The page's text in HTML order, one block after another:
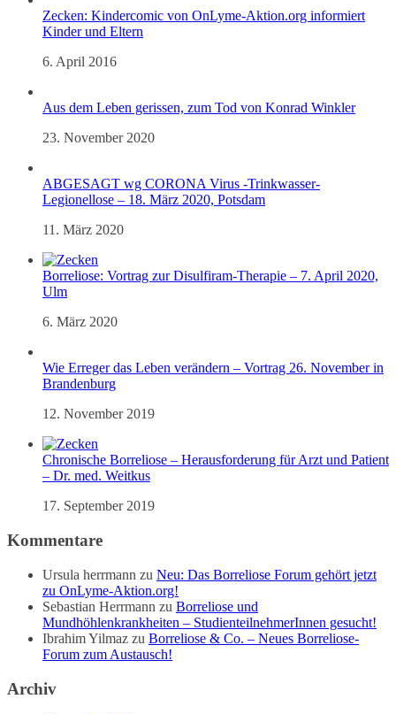
Zecken: Kindercomic von OnLyme-Aktion.org informiert
Kinder und Eltern
6. April 2016
Aus dem Leben gerissen, zum Tod von Konrad Winkler
23. November 2020
ABGESAGT wg CORONA Virus -Trinkwasser-
Legionellose – 18. März 2020, Potsdam
11. März 2020
Borreliose: Vortrag zur Disulfiram-Therapie – 7. April 2020,
Ulm
6. März 2020
Wie Erreger das Leben verändern – Vortrag 26. November in
Brandenburg
12. November 2019
Chronische Borreliose – Herausforderung für Arzt und Patient
– Dr. med. Weitkus
17. September 2019
Kommentare
Ursula herrmann zu Neu: Das Borreliose Forum gehört jetzt
zu OnLyme-Aktion.org!
Sebastian Herrmann zu Borreliose und
Mundhöhlenkrankheiten – StudienteilnehmerInnen gesucht!
Ibrahim Yilmaz zu Borreliose & Co. – Neues Borreliose-
Forum zum Austausch!
Archiv